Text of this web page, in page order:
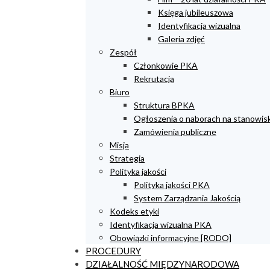
Księga jubileuszowa
Identyfikacja wizualna
Galeria zdjęć
Zespół
Członkowie PKA
Rekrutacja
Biuro
Struktura BPKA
Ogłoszenia o naborach na
Zamówienia publiczne
Misja
Strategia
Polityka jakości
Polityka jakości PKA
System Zarządzania Jakością
Kodeks etyki
Identyfikacja wizualna PKA
Obowiązki informacyjne [RODO]
PROCEDURY
DZIAŁALNOŚĆ MIĘDZYNARODOWA